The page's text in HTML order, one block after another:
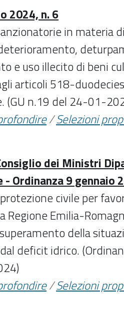
2024, n. 6
in materia
e uso illecito di beni
articoli 518-
(GU n.19 del 24-01-
/Selezioni
dei Ministri
- Ordinanza 9 gennaio
civile per
Regione Emilia-
della
deficit idrico.
/Selezioni